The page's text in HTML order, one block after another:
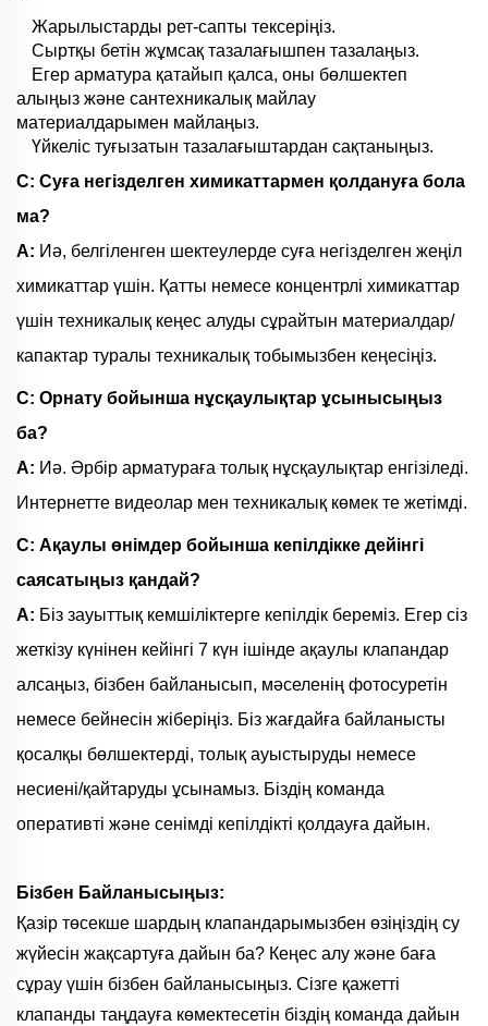
Жарылыстарды рет-сапты тексеріңіз.
Сыртқы бетін жұмсақ тазалағышпен тазалаңыз.
Егер арматура қатайып қалса, оны бөлшектеп
алыңыз және сантехникалық майлау
материалдарымен майлаңыз.
Үйкеліс туғызатын тазалағыштардан сақтаныңыз.
С: Суға негізделген химикаттармен қолдануға бола
ма?
A: Иә, белгіленген шектеулерде суға негізделген жеңіл
химикаттар үшін. Қатты немесе концентрлі химикаттар
үшін техникалық кеңес алуды сұрайтын материалдар/
капактар туралы техникалық тобымызбен кеңесіңіз.
С: Орнату бойынша нұсқаулықтар ұсынысыңыз
ба?
A: Иә. Әрбір арматураға толық нұсқаулықтар енгізіледі.
Интернетте видеолар мен техникалық көмек те жетімді.
С: Ақаулы өнімдер бойынша кепілдікке дейінгі
саясатыңыз қандай?
A: Біз зауыттық кемшіліктерге кепілдік береміз. Егер сіз
жеткізу күнінен кейінгі 7 күн ішінде ақаулы клапандар
алсаңыз, бізбен байланысып, мәселенің фотосуретін
немесе бейнесін жіберіңіз. Біз жағдайға байланысты
қосалқы бөлшектерді, толық ауыстыруды немесе
несиені/қайтаруды ұсынамыз. Біздің команда
оперативті және сенімді кепілдікті қолдауға дайын.
Бізбен Байланысыңыз:
Қазір төсекше шардың клапандарымызбен өзіңіздің су
жүйесін жақсартуға дайын ба? Кеңес алу және баға
сұрау үшін бізбен байланысыңыз. Сізге қажетті
клапанды таңдауға көмектесетін біздің команда дайын